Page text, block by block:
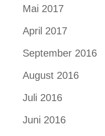
Mai 2017
April 2017
September 2016
August 2016
Juli 2016
Juni 2016